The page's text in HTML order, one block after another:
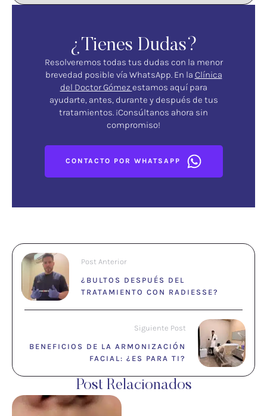
¿Tienes Dudas?
Resolveremos todas tus dudas con la menor
brevedad posible vía WhatsApp. En la Clínica
del Doctor Gómezestamos aquí para
ayudarte, antes, durante y después de tus
tratamientos. ¡Consúltanos ahora sin
compromiso!
CONTACTO POR WHATSAPP
Post Anterior
¿BULTOS DESPUÉS DEL
TRATAMIENTO CON RADIESSE?
Siguiente Post
BENEFICIOS DE LA ARMONIZACIÓN
FACIAL: ¿ES PARA TI?
Post Relacionados